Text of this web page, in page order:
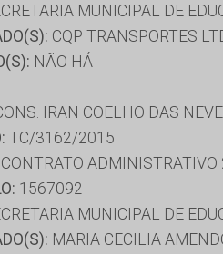
MUNICIPAL DE
CQP TRANSPORTES
NÃO HÁ
IRAN COELHO DAS
TC/3162/2015
CONTRATO ADMINISTRATIVO
1567092
MUNICIPAL DE
MARIA CECILIA